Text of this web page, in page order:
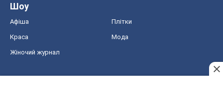
Шоу
Афіша Плітки
Краса Мода
Жіночий журнал